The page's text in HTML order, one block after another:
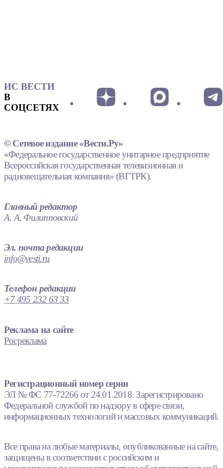
ИС ВЕСТИ
В
СОЦСЕТЯХ
© Сетевое издание «Вести.Ру»
«Федеральное государственное унитарное предприятие
Всероссийская государственная телевизионная и
радиовещательная компания» (ВГТРК).
Главный редактор
А. А. Филипповский
Эл. почта редакции
info@vesti.ru
Телефон редакции
+7 495 232 63 33
Реклама на сайте
Росреклама
Регистрационный номер серии
ЭЛ № ФС 77-72266 от 24.01.2018. Зарегистрировано
Федеральной службой по надзору в сфере связи,
информационных технологий и массовых коммуникаций.
Все права на любые материалы, опубликованные на сайте,
защищены в соответствии с российским и